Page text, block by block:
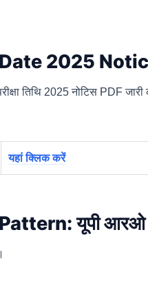
2025
तिथि 2025 नोटिस PDF जारी
यहां क्लिक करें
यूपी आरओ